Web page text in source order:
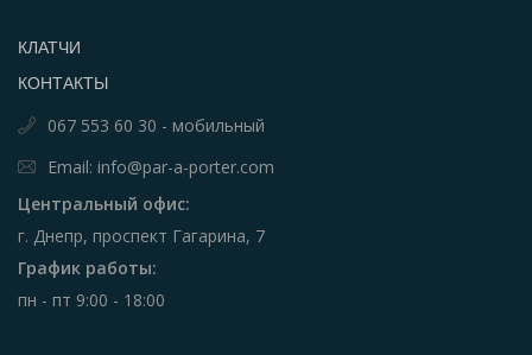
КЛАТЧИ
КОНТАКТЫ
067 553 60 30 - мобильный
Email: info@par-a-porter.com
Центральный офис:
г. Днепр, проспект Гагарина, 7
График работы:
пн - пт 9:00 - 18:00